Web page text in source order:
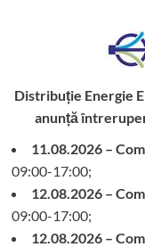
Distribuție Energie
anunță
11.08.2026 –
09:00-17:00;
12.08.2026 –
09:00-17:00;
12.08.2026 –